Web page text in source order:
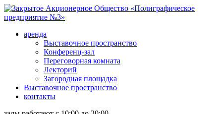
аренда
Выставочное пространство
Конференц-зал
Переговорная комната
Лекторий
Загородная площадка
Выставочное пространство
контакты